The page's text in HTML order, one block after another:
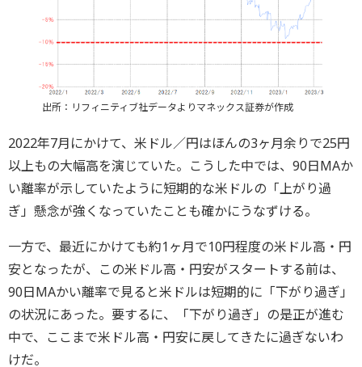
出所：リフィニティブ社データよりマネックス証券が作成
2022年7月にかけて、米ドル／円はほんの3ヶ月余りで25円
以上もの大幅高を演じていた。こうした中では、90日MAか
い離率が示していたように短期的な米ドルの「上がり過
ぎ」懸念が強くなっていたことも確かにうなずける。
一方で、最近にかけても約1ヶ月で10円程度の米ドル高・円
安となったが、この米ドル高・円安がスタートする前は、
90日MAかい離率で見ると米ドルは短期的に「下がり過ぎ」
の状況にあった。要するに、「下がり過ぎ」の是正が進む
中で、ここまで米ドル高・円安に戻してきたに過ぎないわ
けだ。